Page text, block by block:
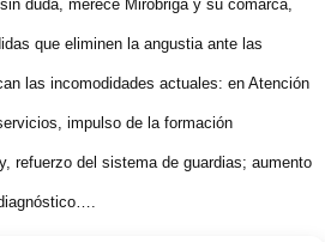
duda, merece Miróbriga y su comarca,
que eliminen la angustia ante las
las incomodidades actuales: en Atención
impulso de la formación
refuerzo del sistema de guardias; aumento